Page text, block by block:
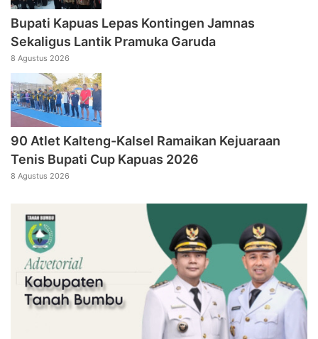
Bupati Kapuas Lepas Kontingen Jamnas
Sekaligus Lantik Pramuka Garuda
8 Agustus 2026
90 Atlet Kalteng-Kalsel Ramaikan Kejuaraan
Tenis Bupati Cup Kapuas 2026
8 Agustus 2026